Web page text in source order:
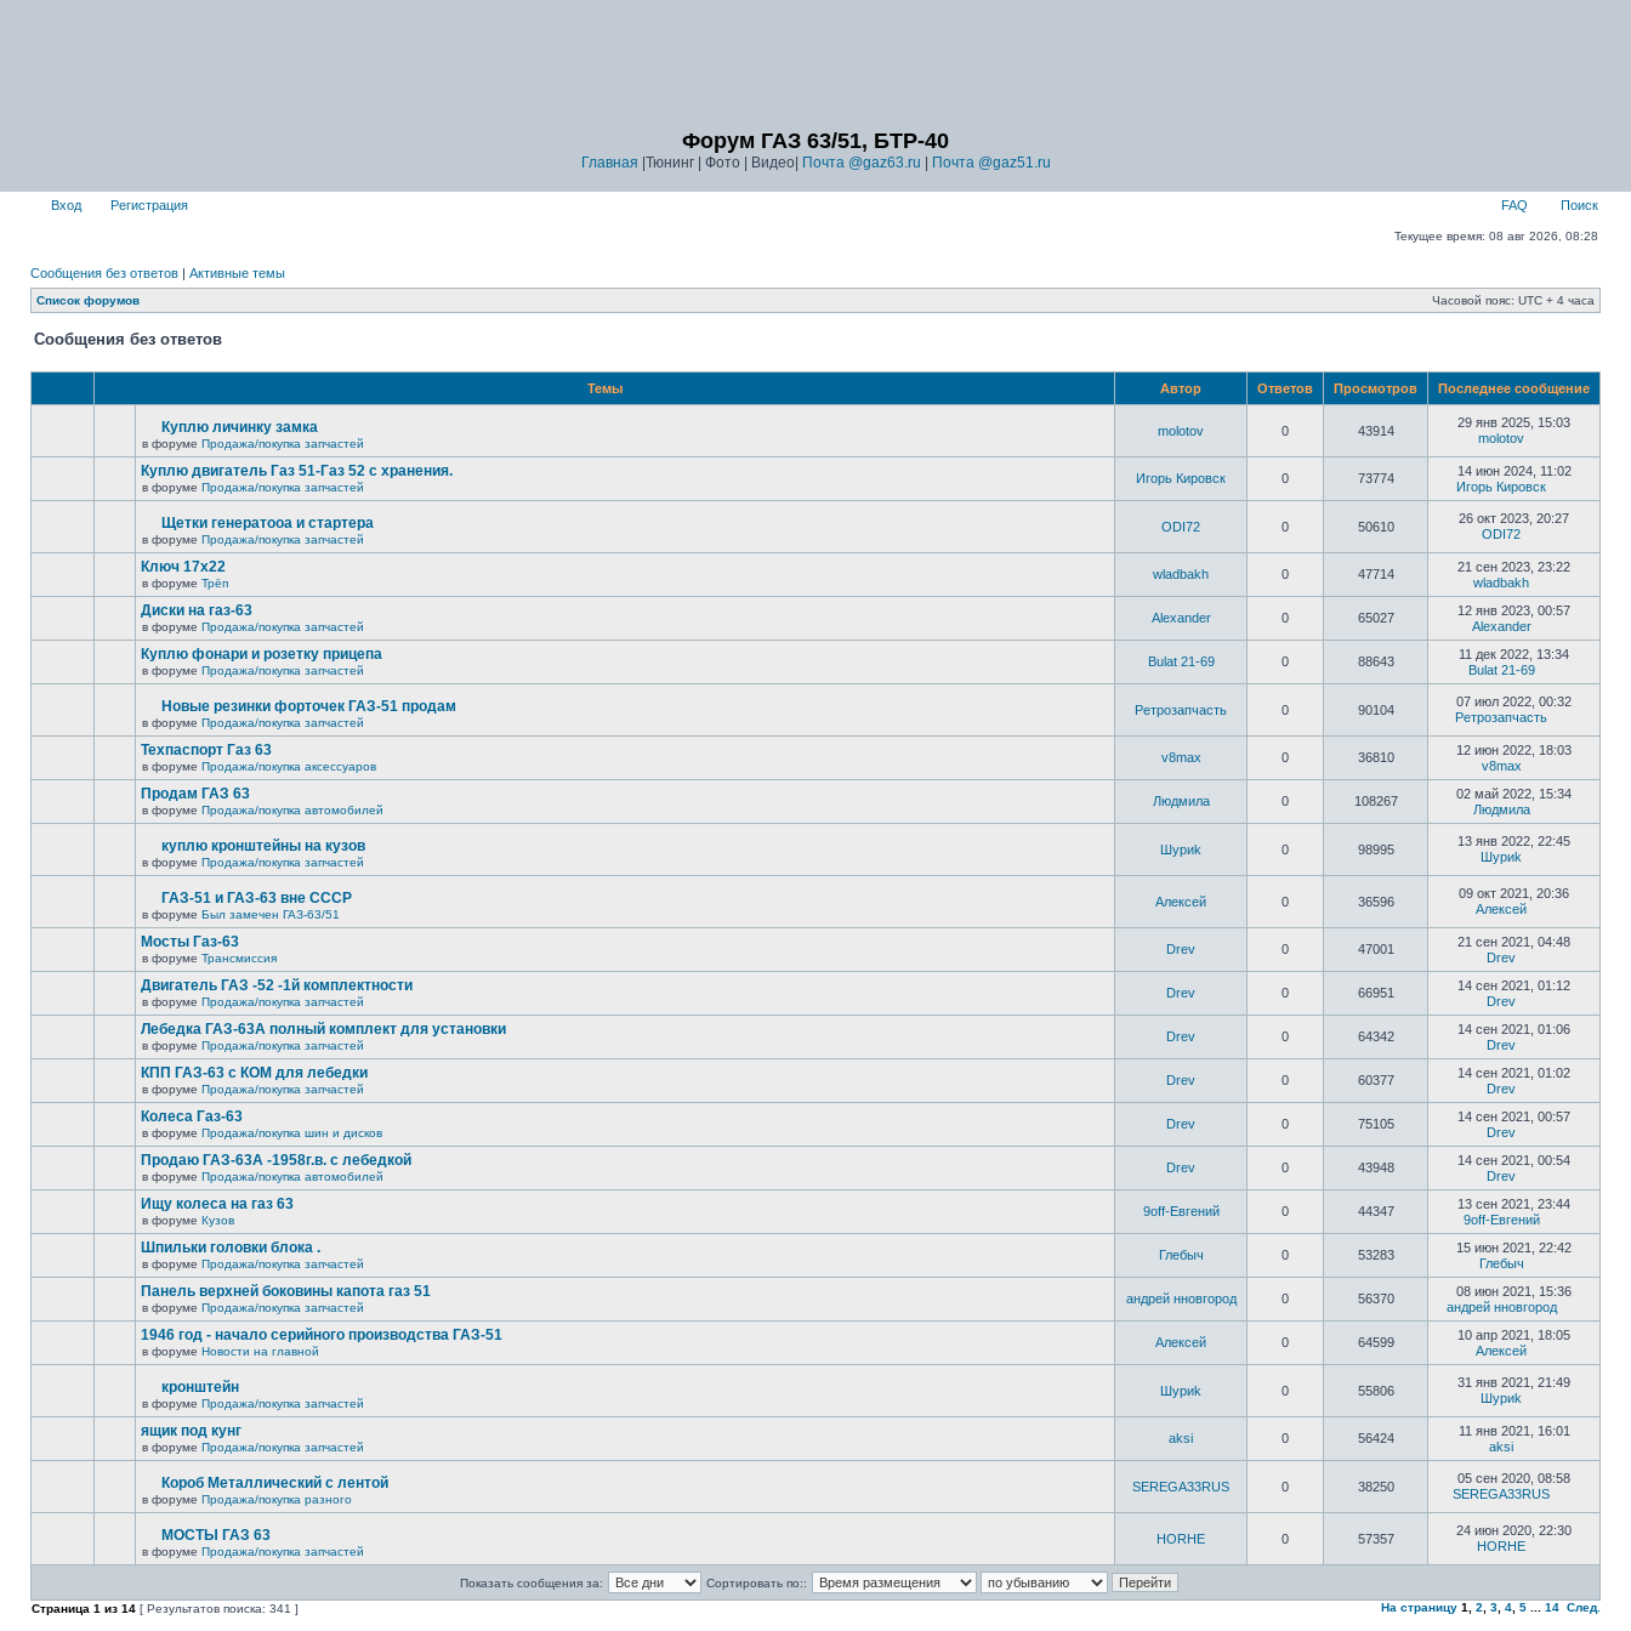
Форум ГАЗ 63/51, БТР-40
Главная |Тюнинг | Фото | Видео| Почта @gaz63.ru Почта @gaz51.ru
Вход Регистрация FAQ Поиск
Текущее время: 08 авг 2026, 08:28
Сообщения без ответов | Активные темы
Список форумов Часовой пояс: UTC + 4 часа
Сообщения без ответов
Темы Автор Ответов Просмотров Последнее сообщение
Куплю личинку замка
в форуме Продажа/покупка запчастей
molotov 0 43914
29 янв 2025, 15:03
molotov
Куплю двигатель Газ 51-Газ 52 с хранения.
в форуме Продажа/покупка запчастей
Игорь Кировск 0 73774
14 июн 2024, 11:02
Игорь Кировск
Щетки генератооа и стартера
в форуме Продажа/покупка запчастей
ODI72 0 50610
26 окт 2023, 20:27
ODI72
Ключ 17х22
в форуме Трёп
wladbakh 0 47714
21 сен 2023, 23:22
wladbakh
Диски на газ-63
в форуме Продажа/покупка запчастей
Alexander 0 65027
12 янв 2023, 00:57
Alexander
Куплю фонари и розетку прицепа
в форуме Продажа/покупка запчастей
Bulat 21-69 0 88643
11 дек 2022, 13:34
Bulat 21-69
Новые резинки форточек ГАЗ-51 продам
в форуме Продажа/покупка запчастей
Ретрозапчасть 0 90104
07 июл 2022, 00:32
Ретрозапчасть
Техпаспорт Газ 63
в форуме Продажа/покупка аксессуаров
v8max 0 36810
12 июн 2022, 18:03
v8max
Продам ГАЗ 63
в форуме Продажа/покупка автомобилей
Людмила 0 108267
02 май 2022, 15:34
Людмила
куплю кронштейны на кузов
в форуме Продажа/покупка запчастей
Шyриk 0 98995
13 янв 2022, 22:45
Шyриk
ГАЗ-51 и ГАЗ-63 вне СССР
в форуме Был замечен ГАЗ-63/51
Алексей 0 36596
09 окт 2021, 20:36
Алексей
Мосты Газ-63
в форуме Трансмиссия
Drev 0 47001
21 сен 2021, 04:48
Drev
Двигатель ГАЗ -52 -1й комплектности
в форуме Продажа/покупка запчастей
Drev 0 66951
14 сен 2021, 01:12
Drev
Лебедка ГАЗ-63А полный комплект для установки
в форуме Продажа/покупка запчастей
Drev 0 64342
14 сен 2021, 01:06
Drev
КПП ГАЗ-63 с КОМ для лебедки
в форуме Продажа/покупка запчастей
Drev 0 60377
14 сен 2021, 01:02
Drev
Колеса Газ-63
в форуме Продажа/покупка шин и дисков
Drev 0 75105
14 сен 2021, 00:57
Drev
Продаю ГАЗ-63А -1958г.в. с лебедкой
в форуме Продажа/покупка автомобилей
Drev 0 43948
14 сен 2021, 00:54
Drev
Ищу колеса на газ 63
в форуме Кузов
9off-Евгений 0 44347
13 сен 2021, 23:44
9off-Евгений
Шпильки головки блока .
в форуме Продажа/покупка запчастей
Глебыч 0 53283
15 июн 2021, 22:42
Глебыч
Панель верхней боковины капота газ 51
в форуме Продажа/покупка запчастей
андрей нновгород 0 56370
08 июн 2021, 15:36
андрей нновгород
1946 год - начало серийного производства ГАЗ-51
в форуме Новости на главной
Алексей 0 64599
10 апр 2021, 18:05
Алексей
кронштейн
в форуме Продажа/покупка запчастей
Шyриk 0 55806
31 янв 2021, 21:49
Шyриk
ящик под кунг
в форуме Продажа/покупка запчастей
aksi 0 56424
11 янв 2021, 16:01
aksi
Короб Металлический с лентой
в форуме Продажа/покупка разного
SEREGA33RUS 0 38250
05 сен 2020, 08:58
SEREGA33RUS
МОСТЫ ГАЗ 63
в форуме Продажа/покупка запчастей
HORHE 0 57357
24 июн 2020, 22:30
HORHE
Показать сообщения за:
Сортировать по::
Страница 1 из 14 [ Результатов поиска: 341 ] На страницу 1 2 3 4 5 14 След.